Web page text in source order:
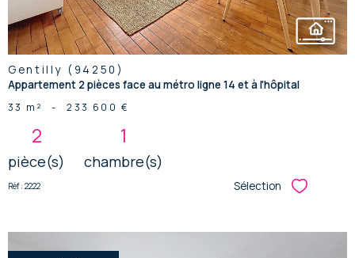
Gentilly (94250)
Appartement 2 pièces face au métro ligne 14 et à l'hôpital
33 m² - 233 600 €
2
pièce(s)
1
chambre(s)
Réf : 2222 Sélection Sélectionner